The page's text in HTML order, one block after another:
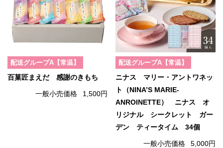
配送グループA【常温】
百菓匠まえだ 感謝のきもち
一般小売価格 1,500円
配送グループA【常温】
ニナス マリー・アントワネッ
ト（NINA’S MARIE-
ANROINETTE） ニナス オ
リジナル シークレット ガー
デン ティータイム 34個
一般小売価格 5,000円